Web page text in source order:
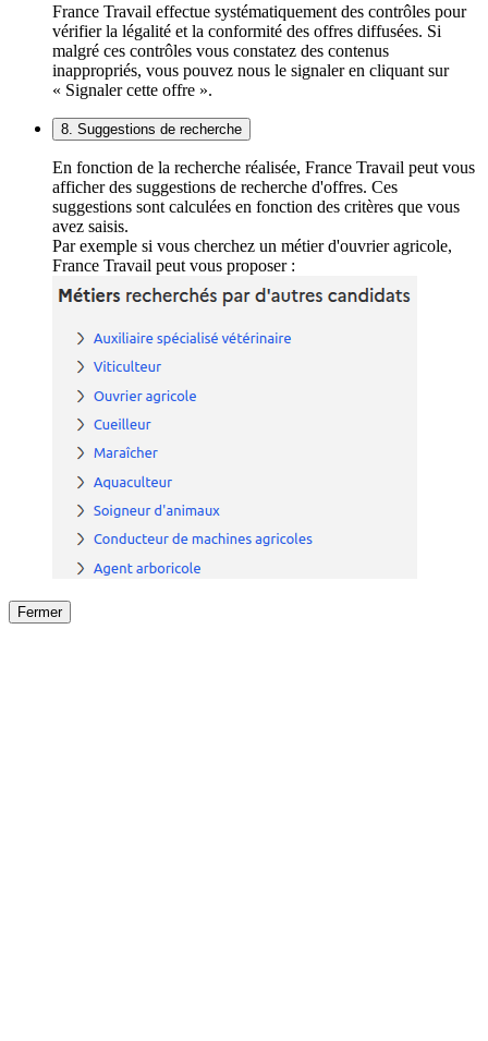
France Travail effectue systématiquement des contrôles pour
vérifier la légalité et la conformité des offres diffusées. Si
malgré ces contrôles vous constatez des contenus
inappropriés, vous pouvez nous le signaler en cliquant sur
« Signaler cette offre ».
8. Suggestions de recherche
En fonction de la recherche réalisée, France Travail peut vous
afficher des suggestions de recherche d'offres. Ces
suggestions sont calculées en fonction des critères que vous
avez saisis.
Par exemple si vous cherchez un métier d'ouvrier agricole,
France Travail peut vous proposer :
Fermer